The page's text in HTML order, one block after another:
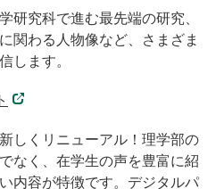
研究科で進む最先端の研究、
関わる人物像など、さまざま
します。
しくリニューアル！理学部の
なく、在学生の声を豊富に紹
内容が特徴です。デジタルパ